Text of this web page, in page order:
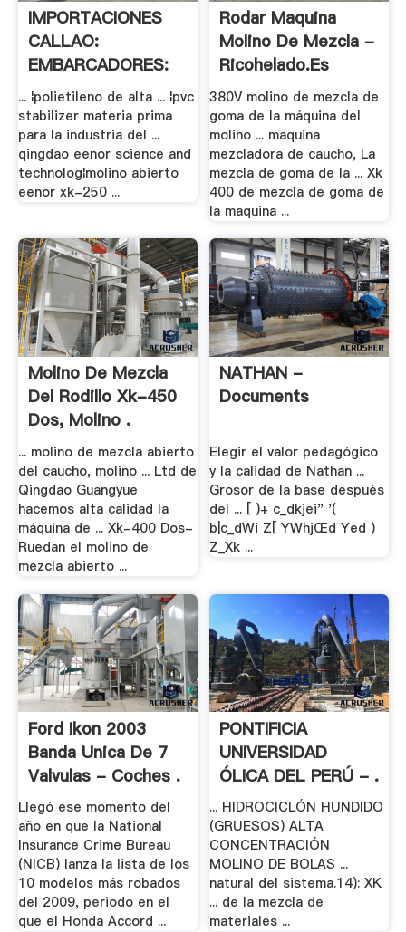
IMPORTACIONES
CALLAO:
EMBARCADORES:
14 .
... ¦polietileno de alta ... ¦pvc
stabilizer materia prima
para la industria del ...
qingdao eenor science and
technolog¦molino abierto
eenor xk-250 ...
Rodar Maquina
Molino De Mezcla -
Ricohelado.es
380V molino de mezcla de
goma de la máquina del
molino ... maquina
mezcladora de caucho, La
mezcla de goma de la ... Xk
400 de mezcla de goma de
la maquina ...
Molino De Mezcla
Del Rodillo Xk-450
Dos, Molino .
... molino de mezcla abierto
del caucho, molino ... Ltd de
Qingdao Guangyue
hacemos alta calidad la
máquina de ... Xk-400 Dos-
Ruedan el molino de
mezcla abierto ...
NATHAN -
Documents
Elegir el valor pedagógico
y la calidad de Nathan ...
Grosor de la base después
del ... [ )+ c_dkjei" '(
b|c_dWi Z[ YWhjŒd Yed )
Z_Xk ...
Ford Ikon 2003
Banda Unica De 7
Valvulas - Coches .
Llegó ese momento del
año en que la National
Insurance Crime Bureau
(NICB) lanza la lista de los
10 modelos más robados
del 2009, periodo en el
que el Honda Accord ...
PONTIFICIA
UNIVERSIDAD
ÓLICA DEL PERÚ - .
... HIDROCICLÓN HUNDIDO
(GRUESOS) ALTA
CONCENTRACIÓN
MOLINO DE BOLAS ...
natural del sistema.14): XK
... de la mezcla de
materiales ...